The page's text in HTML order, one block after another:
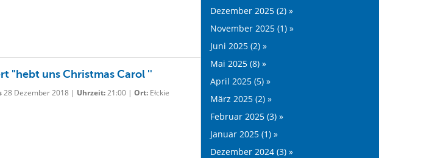
"hebt uns Christmas Carol ''
28 Dezember 2018 | Uhrzeit:21:00 | Ort:Ełckie
Dezember 2025 (2) »
November 2025 (1) »
Juni 2025 (2) »
Mai 2025 (8) »
April 2025 (5) »
März 2025 (2) »
Februar 2025 (3) »
Januar 2025 (1) »
Dezember 2024 (3) »